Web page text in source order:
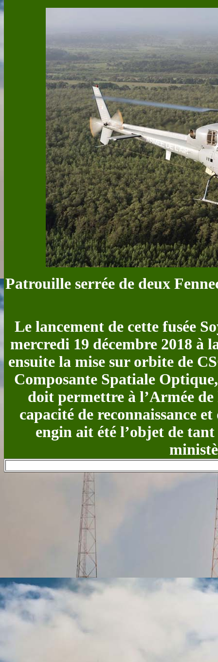
Patrouille serrée de deux
Le lancement de cette fusée
mercredi 19 décembre 2018 à
ensuite la mise sur orbite de
Composante Spatiale
doit permettre à l’Armée
capacité de reconnaissance
engin ait été l’objet de